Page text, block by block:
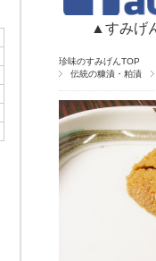
▲すみげ
珍味のすみげんTOP
伝統の糠漬・粕漬